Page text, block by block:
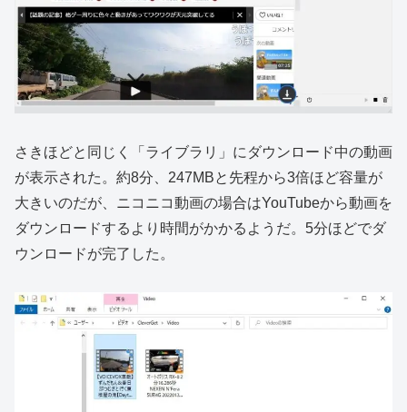
さきほどと同じく「ライブラリ」にダウンロード中の動画
が表示された。約8分、247MBと先程から3倍ほど容量が
大きいのだが、ニコニコ動画の場合はYouTubeから動画を
ダウンロードするより時間がかかるようだ。5分ほどでダ
ウンロードが完了した。